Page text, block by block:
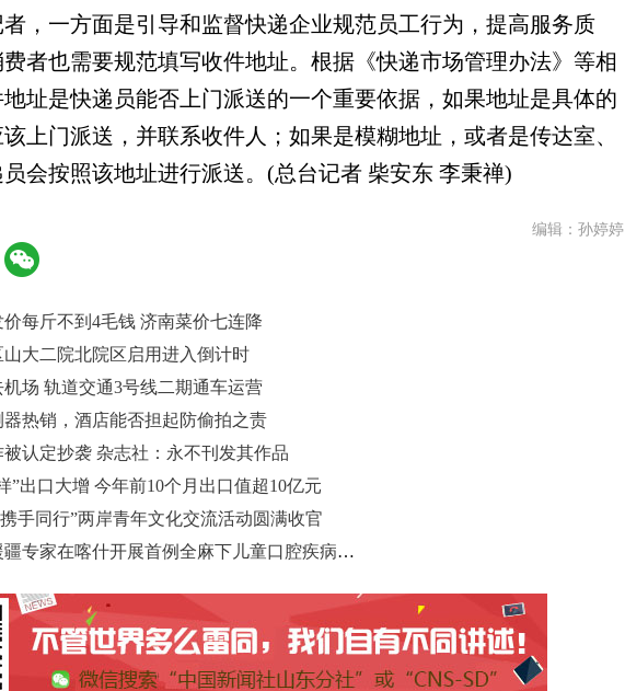
，一方面是引导和监督快递企业规范员工行为，提高服务质
者也需要规范填写收件地址。根据《快递市场管理办法》等相
址是快递员能否上门派送的一个重要依据，如果地址是具体的
上门派送，并联系收件人；如果是模糊地址，或者是传达室、
会按照该地址进行派送。(总台记者 柴安东 李秉禅)
编辑：孙婷婷
每斤不到4毛钱 济南菜价七连降
大二院北院区启用进入倒计时
场 轨道交通3号线二期通车运营
热销，酒店能否担起防偷拍之责
认定抄袭 杂志社：永不刊发其作品
”出口大增 今年前10个月出口值超10亿元
手同行”两岸青年文化交流活动圆满收官
山大口腔援疆专家在喀什开展首例全麻下儿童口腔疾病综合诊疗术